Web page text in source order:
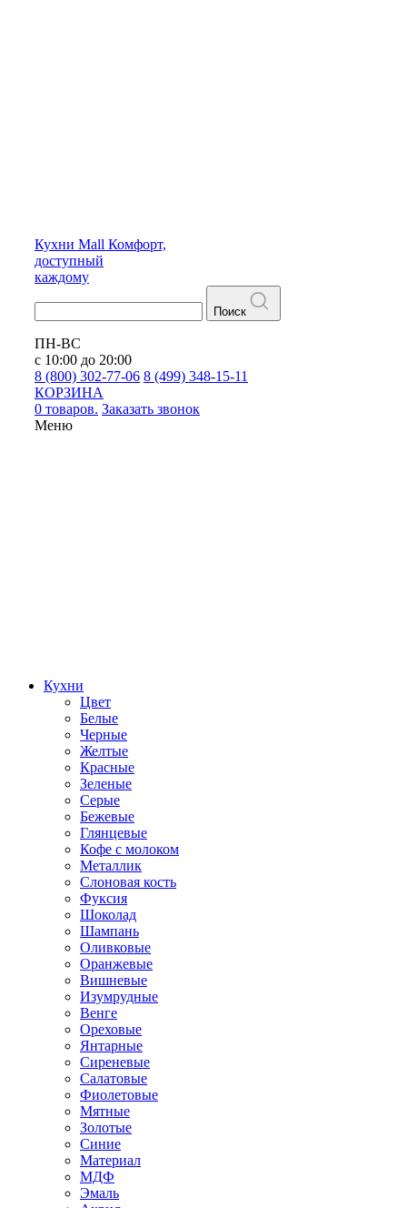
Кухни Mall Комфорт,
доступный
каждому
Поиск
ПН-ВС
с 10:00 до 20:00
8 (800) 302-77-06 8 (499) 348-15-11
КОРЗИНА
0 товаров. Заказать звонок
Меню
Кухни
Цвет
Белые
Черные
Желтые
Красные
Зеленые
Серые
Бежевые
Глянцевые
Кофе с молоком
Металлик
Слоновая кость
Фуксия
Шоколад
Шампань
Оливковые
Оранжевые
Вишневые
Изумрудные
Венге
Ореховые
Янтарные
Сиреневые
Салатовые
Фиолетовые
Мятные
Золотые
Синие
Материал
МДФ
Эмаль